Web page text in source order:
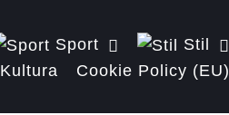
Sport
Stil
Kultura Cookie Policy (EU)